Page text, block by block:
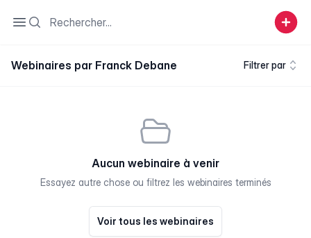
Open sidebar
Search
Webinaires par Franck Debane Filtrer par
Aucun webinaire à venir
Essayez autre chose ou filtrez les webinaires terminés
Voir tous les webinaires